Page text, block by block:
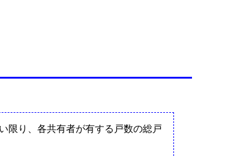
限り、各共有者が有する戸数の総戸